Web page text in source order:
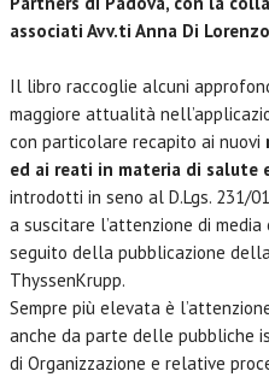
associati Avv.ti Anna Di
Il libro raccoglie alcuni
maggiore attualità
con particolare recapito ai nuovi
ed ai reati in materia di salute
introdotti in seno al D.Lgs. 231/
a suscitare l’attenzione di
seguito della pubblicazione
ThyssenKrupp.
Sempre più elevata è
anche da parte delle pubbliche
di Organizzazione e relative